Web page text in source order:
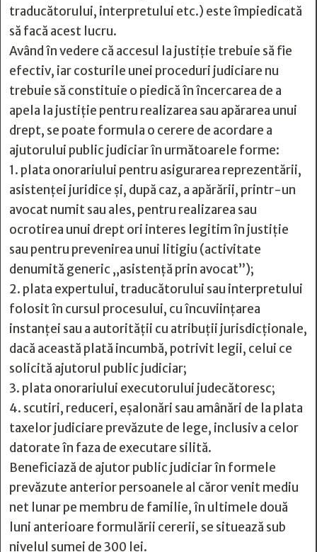
traducătorului, interpretului etc.) este împiedicată
să facă acest lucru.
Având în vedere că accesul la justiție trebuie să fie
efectiv, iar costurile unei proceduri judiciare nu
trebuie să constituie o piedică în încercarea de a
apela la justiție pentru realizarea sau apărarea unui
drept, se poate formula o cerere de acordare a
ajutorului public judiciar în următoarele forme:
1. plata onorariului pentru asigurarea reprezentării,
asistenţei juridice şi, după caz, a apărării, printr-un
avocat numit sau ales, pentru realizarea sau
ocrotirea unui drept ori interes legitim în justiţie
sau pentru prevenirea unui litigiu (activitate
denumită generic „asistenţă prin avocat”);
2. plata expertului, traducătorului sau interpretului
folosit în cursul procesului, cu încuviinţarea
instanţei sau a autorităţii cu atribuţii jurisdicţionale,
dacă această plată incumbă, potrivit legii, celui ce
solicită ajutorul public judiciar;
3. plata onorariului executorului judecătoresc;
4. scutiri, reduceri, eşalonări sau amânări de la plata
taxelor judiciare prevăzute de lege, inclusiv a celor
datorate în faza de executare silită.
Beneficiază de ajutor public judiciar în formele
prevăzute anterior persoanele al căror venit mediu
net lunar pe membru de familie, în ultimele două
luni anterioare formulării cererii, se situează sub
nivelul sumei de 300 lei.